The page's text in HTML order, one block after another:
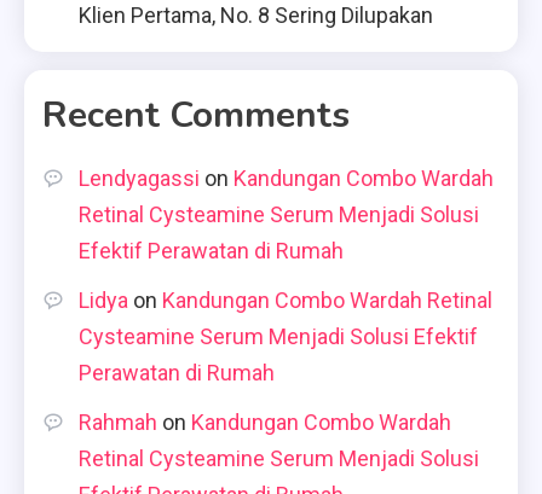
Klien Pertama, No. 8 Sering Dilupakan
Recent Comments
Lendyagassi on Kandungan Combo Wardah
Retinal Cysteamine Serum Menjadi Solusi
Efektif Perawatan di Rumah
Lidya on Kandungan Combo Wardah Retinal
Cysteamine Serum Menjadi Solusi Efektif
Perawatan di Rumah
Rahmah on Kandungan Combo Wardah
Retinal Cysteamine Serum Menjadi Solusi